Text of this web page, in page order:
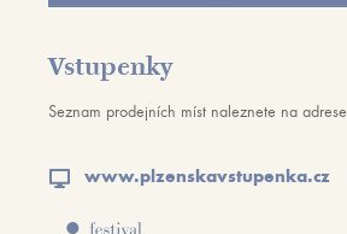
Vstupenky
Seznam prodejních míst naleznete na adrese
www.plzenskavstupenka.cz